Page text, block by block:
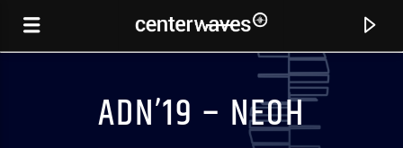
ADN’19 – NEOH